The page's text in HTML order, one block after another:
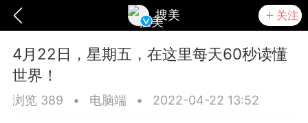
搜美 关注
4月22日，星期五，在这里每天60秒读懂
世界！
浏览 389 • 电脑端 • 2022-04-22 13:52